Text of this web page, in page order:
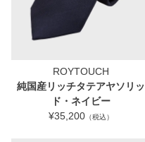
ROYTOUCH
純国産リッチタテアヤソリッ
ド・ネイビー
¥35,200 （税込）